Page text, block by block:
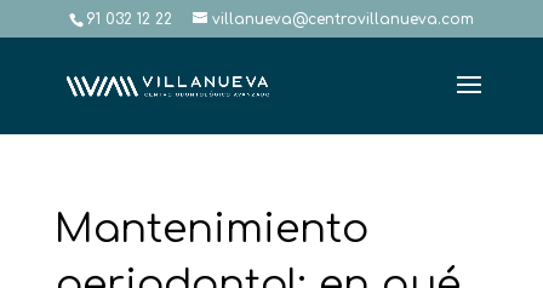
91 032 12 22 villanueva@centrovillanueva.com
Mantenimiento